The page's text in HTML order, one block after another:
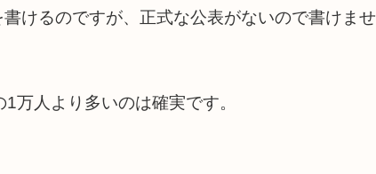
けるのですが、正式な公表がないので書けませ
万人より多いのは確実です。